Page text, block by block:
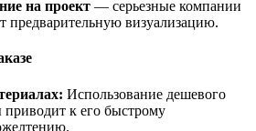
на проект — серьезные компании
предварительную визуализацию.
Использование дешевого
приводит к его быстрому